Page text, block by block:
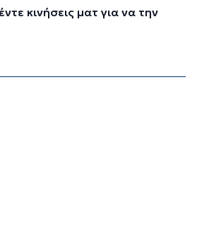
κινήσεις ματ για να την